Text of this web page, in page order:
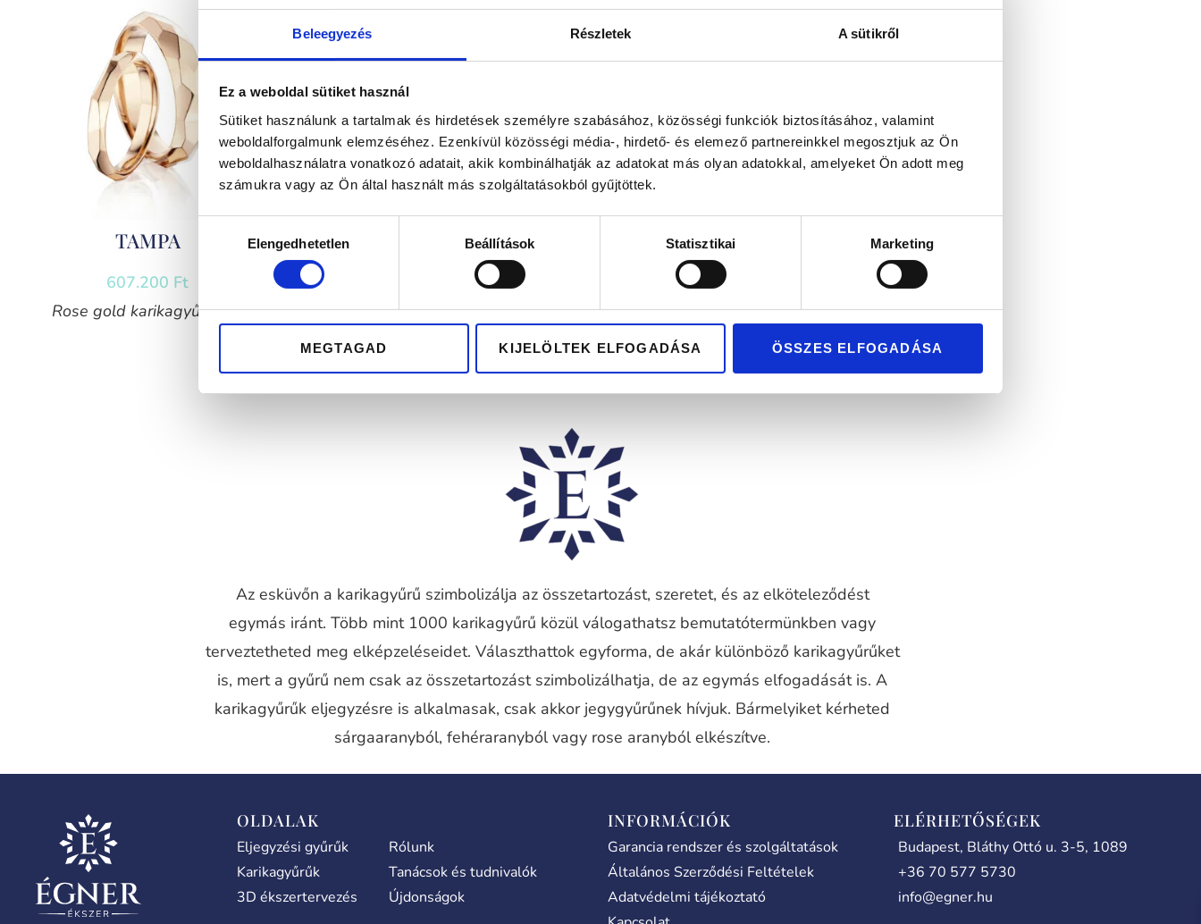
Beleegyezés Részletek A sütikről
Ez a weboldal sütiket használ
Sütiket használunk a tartalmak és hirdetések személyre szabásához, közösségi funkciók biztosításához, valamint
weboldalforgalmunk elemzéséhez. Ezenkívül közösségi média-, hirdető- és elemező partnereinkkel megosztjuk az Ön
weboldalhasználatra vonatkozó adatait, akik kombinálhatják az adatokat más olyan adatokkal, amelyeket Ön adott meg
számukra vagy az Ön által használt más szolgáltatásokból gyűjtöttek.
kiválasztásaElengedhetetlen Beállítások Statisztikai Marketing
MEGTAGAD KIJELÖLTEK ELFOGADÁSA ÖSSZES ELFOGADÁSA
TAMPA
607.200 Ft
Rose gold karikagyűrű pár
TAMPA
Ft
Sárga arany karikagyűrű pár
TAMPA
607.200
Fehérarany karikagyűrű pár
Az esküvőn a karikagyűrű szimbolizálja az összetartozást, szeretet, és az elköteleződést
egymás iránt. Több mint 1000 karikagyűrű közül válogathatsz bemutatótermünkben vagy
terveztetheted meg elképzeléseidet. Választhattok egyforma, de akár különböző karikagyűrűket
is, mert a gyűrű nem csak az összetartozást szimbolizálhatja, de az egymás elfogadását is. A
karikagyűrűk eljegyzésre is alkalmasak, csak akkor jegygyűrűnek hívjuk. Bármelyiket kérheted
sárgaaranyból, fehéraranyból vagy rose aranyból elkészítve.
OLDALAK
Eljegyzési gyűrűk
Karikagyűrűk
3D ékszertervezés
Rólunk
Tanácsok és tudnivalók
Újdonságok
INFORMÁCIÓK
Garancia rendszer és szolgáltatások
Általános Szerződési Feltételek
Adatvédelmi tájékoztató
ELÉRHETŐSÉGEK
Budapest, Bláthy Ottó u. 3-5, 1089
+36 70 577 5730
info@egner.hu